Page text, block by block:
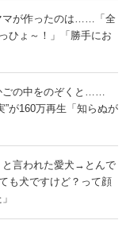
マが作ったのは……「全
ひょ～！」「勝手にお
ごの中をのぞくと……
”が160万再生「知らぬが
と言われた愛犬→とんで
も犬ですけど？って顔